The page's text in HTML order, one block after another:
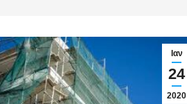
Ιαν
24
2020